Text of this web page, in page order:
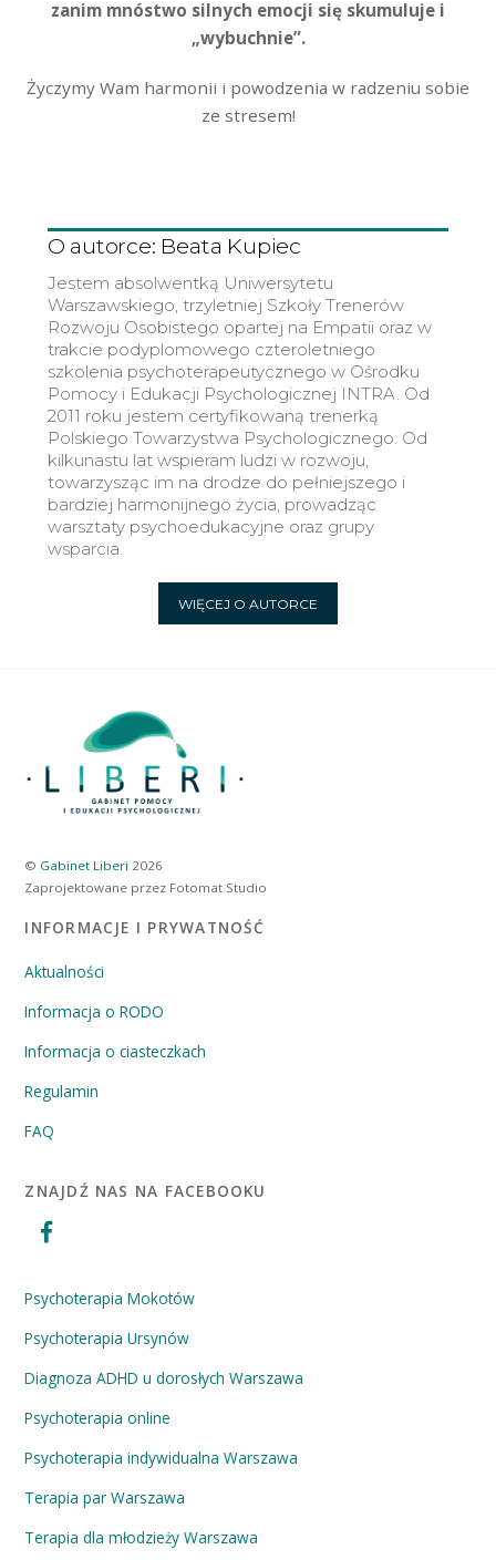
zanim mnóstwo silnych emocji się skumuluje i
„wybuchnie”.
Życzymy Wam harmonii i powodzenia w radzeniu sobie
ze stresem!
O autorce: Beata Kupiec
Jestem absolwentką Uniwersytetu
Warszawskiego, trzyletniej Szkoły Trenerów
Rozwoju Osobistego opartej na Empatii oraz w
trakcie podyplomowego czteroletniego
szkolenia psychoterapeutycznego w Ośrodku
Pomocy i Edukacji Psychologicznej INTRA. Od
2011 roku jestem certyfikowaną trenerką
Polskiego Towarzystwa Psychologicznego. Od
kilkunastu lat wspieram ludzi w rozwoju,
towarzysząc im na drodze do pełniejszego i
bardziej harmonijnego życia, prowadząc
warsztaty psychoedukacyjne oraz grupy
wsparcia.
WIĘCEJ O AUTORCE
© Gabinet Liberi 2026
Zaprojektowane przez Fotomat Studio
INFORMACJE I PRYWATNOŚĆ
Aktualności
Informacja o RODO
Informacja o ciasteczkach
Regulamin
FAQ
ZNAJDŹ NAS NA FACEBOOKU
Psychoterapia Mokotów
Psychoterapia Ursynów
Diagnoza ADHD u dorosłych Warszawa
Psychoterapia online
Psychoterapia indywidualna Warszawa
Terapia par Warszawa
Terapia dla młodzieży Warszawa